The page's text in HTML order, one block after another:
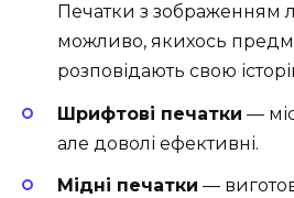
Печатки з зображенням
можливо, якихось
розповідають свою
Шрифтові печатки —
але доволі ефективні.
Мідні печатки —